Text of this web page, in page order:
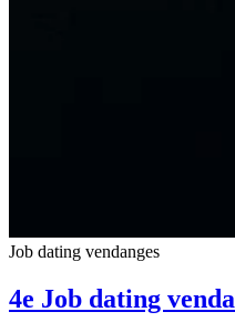
Job dating vendanges
4e Job dating